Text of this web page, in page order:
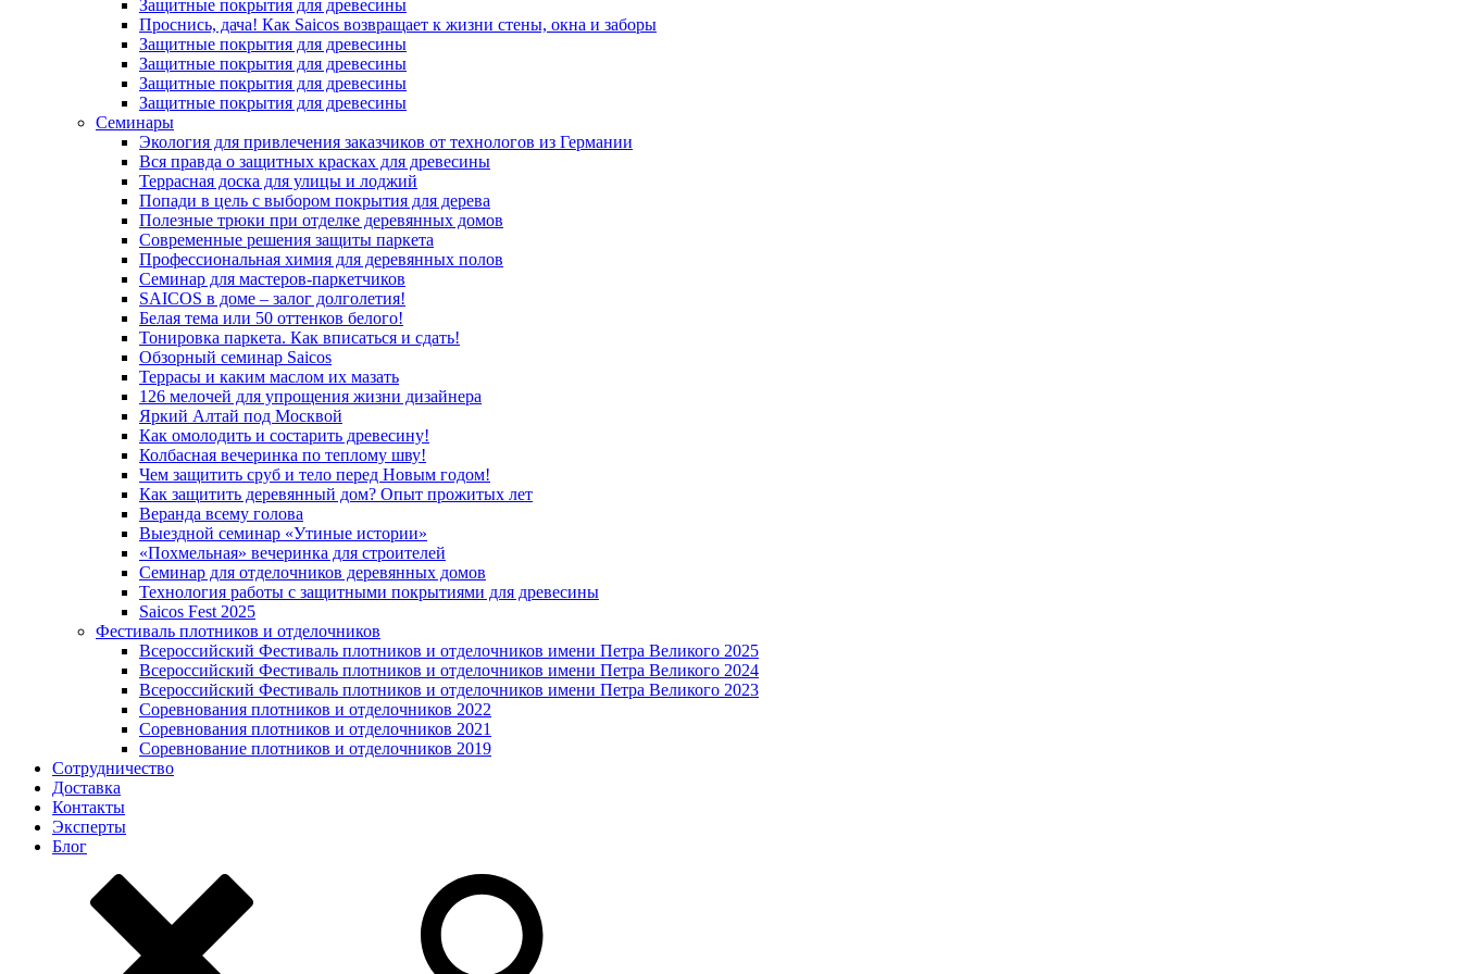
Защитные покрытия для древесины
Проснись, дача! Как Saicos возвращает к жизни стены, окна и заборы
Защитные покрытия для древесины
Защитные покрытия для древесины
Защитные покрытия для древесины
Защитные покрытия для древесины
Семинары
Экология для привлечения заказчиков от технологов из Германии
Вся правда о защитных красках для древесины
Террасная доска для улицы и лоджий
Попади в цель с выбором покрытия для дерева
Полезные трюки при отделке деревянных домов
Современные решения защиты паркета
Профессиональная химия для деревянных полов
Семинар для мастеров-паркетчиков
SAICOS в доме – залог долголетия!
Белая тема или 50 оттенков белого!
Тонировка паркета. Как вписаться и сдать!
Обзорный семинар Saicos
Террасы и каким маслом их мазать
126 мелочей для упрощения жизни дизайнера
Яркий Алтай под Москвой
Как омолодить и состарить древесину!
Колбасная вечеринка по теплому шву!
Чем защитить сруб и тело перед Новым годом!
Как защитить деревянный дом? Опыт прожитых лет
Веранда всему голова
Выездной семинар «Утиные истории»
«Похмельная» вечеринка для строителей
Семинар для отделочников деревянных домов
Технология работы с защитными покрытиями для древесины
Saicos Fest 2025
Фестиваль плотников и отделочников
Всероссийский Фестиваль плотников и отделочников имени Петра Великого 2025
Всероссийский Фестиваль плотников и отделочников имени Петра Великого 2024
Всероссийский Фестиваль плотников и отделочников имени Петра Великого 2023
Соревнования плотников и отделочников 2022
Соревнования плотников и отделочников 2021
Соревнование плотников и отделочников 2019
Сотрудничество
Доставка
Контакты
Эксперты
Блог